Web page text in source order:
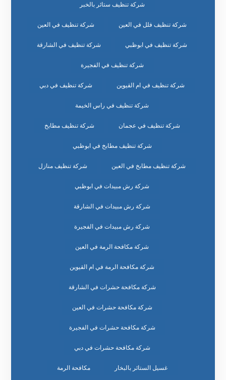
شركة تنظيف ستائر بالخبر
شركة تنظيف فلل في العين شركة تنظيف في العين
شركة تنظيف في ابوظبي شركة تنظيف في الشارقة
شركة تنظيف في الفجيرة
شركة تنظيف في ام القيوين شركة تنظيف في دبي
شركة تنظيف في راس الخيمة
شركة تنظيف في عجمان شركة تنظيف مطابخ
شركة تنظيف مطابخ في ابوظبي
شركة تنظيف مطابخ في العين شركة تنظيف منازل
شركة رش مبيدات في ابوظبي
شركة رش مبيدات في الشارقة
شركة رش مبيدات في الفجيرة
شركة مكافحة الرمة في العين
شركة مكافحة الرمة في ام القيوين
شركة مكافحة حشرات في الشارقة
شركة مكافحة حشرات في العين
شركة مكافحة حشرات في الفجيرة
شركة مكافحة حشرات في دبي
غسيل الستائر بالبخار مكافحة الرمة